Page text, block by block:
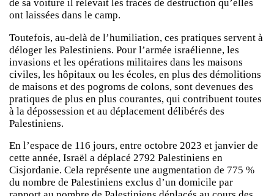
de sa voiture il relevait les traces de destruction qu’elles
ont laissées dans le camp.
Toutefois, au-delà de l’humiliation, ces pratiques servent à
déloger les Palestiniens. Pour l’armée israélienne, les
invasions et les opérations militaires dans les maisons
civiles, les hôpitaux ou les écoles, en plus des démolitions
de maisons et des pogroms de colons, sont devenues des
pratiques de plus en plus courantes, qui contribuent toutes
à la dépossession et au déplacement délibérés des
Palestiniens.
En l’espace de 116 jours, entre octobre 2023 et janvier de
cette année, Israël a déplacé 2792 Palestiniens en
Cisjordanie. Cela représente une augmentation de 775 %
du nombre de Palestiniens exclus d’un domicile par